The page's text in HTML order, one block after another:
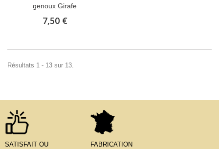
genoux Girafe
7,50 €
Résultats 1 - 13 sur 13.
SATISFAIT OU
FABRICATION